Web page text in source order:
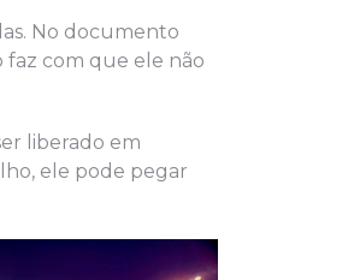
No documento
faz com que ele não
liberado em
ele pode pegar